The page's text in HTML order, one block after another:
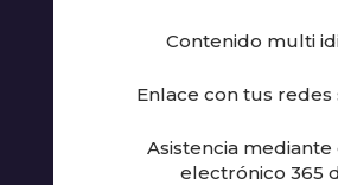
Contenido multi
Enlace con tus redes
Asistencia
electrónico 365